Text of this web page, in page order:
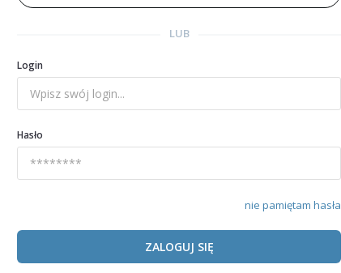
LUB
Login
Hasło
nie pamiętam hasła
ZALOGUJ SIĘ